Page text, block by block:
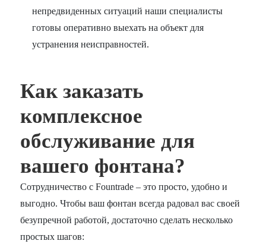
непредвиденных ситуаций наши специалисты
готовы оперативно выехать на объект для
устранения неисправностей.
Как заказать
комплексное
обслуживание для
вашего фонтана?
Сотрудничество с Fountrade – это просто, удобно и
выгодно. Чтобы ваш фонтан всегда радовал вас своей
безупречной работой, достаточно сделать несколько
простых шагов: